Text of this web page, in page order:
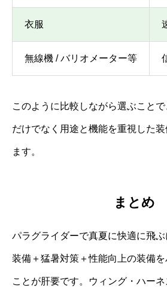
衣服
無線機 / バリオメーター等
このように比較しながら選ぶこと
だけでなく用途と機能を重視した
ます。
まとめ
パラグライダーで真夏に快適に飛
装備＋猛暑対策＋性能向上の装備
ことが肝要です。ウィング・ハー